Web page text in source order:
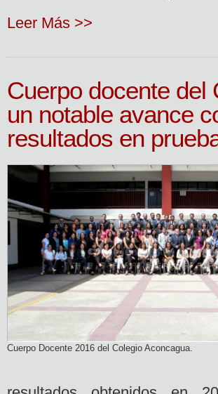
Leer Más >>
Cuerpo docente del
un notable avance
resultados en
Cuerpo Docente 2016 del Colegio Aconcagua.